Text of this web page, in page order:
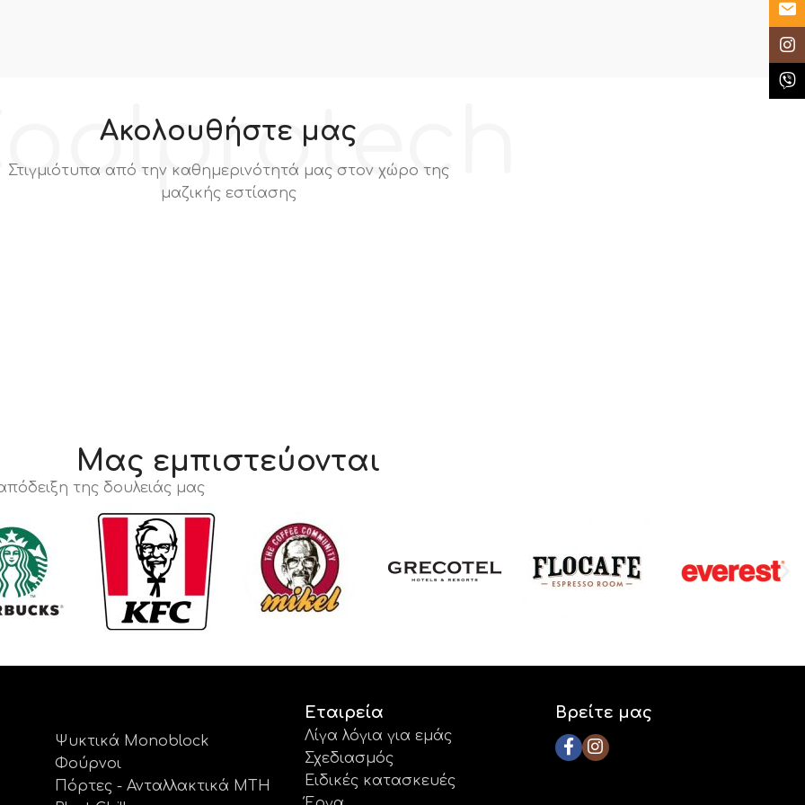
Ακολουθήστε μας
Στιγμιότυπα από την καθημερινότητά μας στον χώρο της
μαζικής εστίασης
Μας εμπιστεύονται
της δουλειάς μας
Ψυκτικά Monoblock
Φούρνοι
Πόρτες - Ανταλλακτικά MTH
Εταιρεία
Λίγα λόγια για εμάς
Σχεδιασμός
Ειδικές κατασκευές
Βρείτε μας
Email